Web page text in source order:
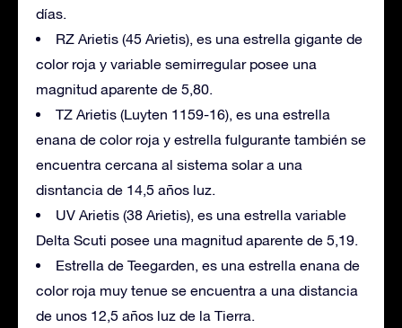
días.
RZ Arietis (45 Arietis), es una estrella gigante de
color roja y variable semirregular posee una
magnitud aparente de 5,80.
TZ Arietis (Luyten 1159-16), es una estrella
enana de color roja y estrella fulgurante también se
encuentra cercana al sistema solar a una
disntancia de 14,5 años luz.
UV Arietis (38 Arietis), es una estrella variable
Delta Scuti posee una magnitud aparente de 5,19.
Estrella de Teegarden, es una estrella enana de
color roja muy tenue se encuentra a una distancia
de unos 12,5 años luz de la Tierra.